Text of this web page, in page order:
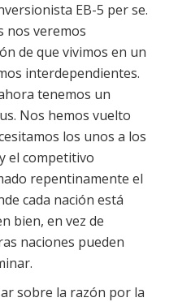
EB-5 per se.
nos veremos
de que vivimos en un
interdependientes.
tenemos un
Nos hemos vuelto
los unos a los
el competitivo
repentinamente el
cada nación está
bien, en vez de
naciones pueden
sobre la razón por la